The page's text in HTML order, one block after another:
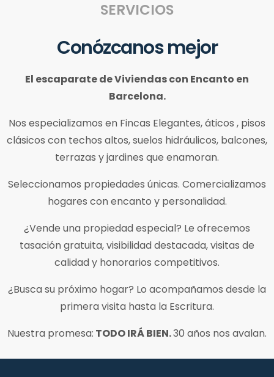
SERVICIOS
Conózcanos mejor
El escaparate de Viviendas con Encanto en
Barcelona.
Nos especializamos en Fincas Elegantes, áticos , pisos
clásicos con techos altos, suelos hidráulicos, balcones,
terrazas y jardines que enamoran.
Seleccionamos propiedades únicas. Comercializamos
hogares con encanto y personalidad.
¿Vende una propiedad especial? Le ofrecemos
tasación gratuita, visibilidad destacada, visitas de
calidad y honorarios competitivos.
¿Busca su próximo hogar? Lo acompañamos desde la
primera visita hasta la Escritura.
Nuestra promesa: TODO IRÁ BIEN.30 años nos avalan.